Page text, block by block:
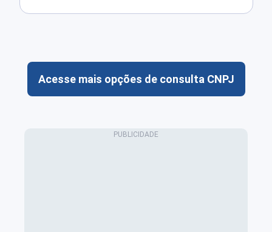
Acesse mais opções de consulta CNPJ